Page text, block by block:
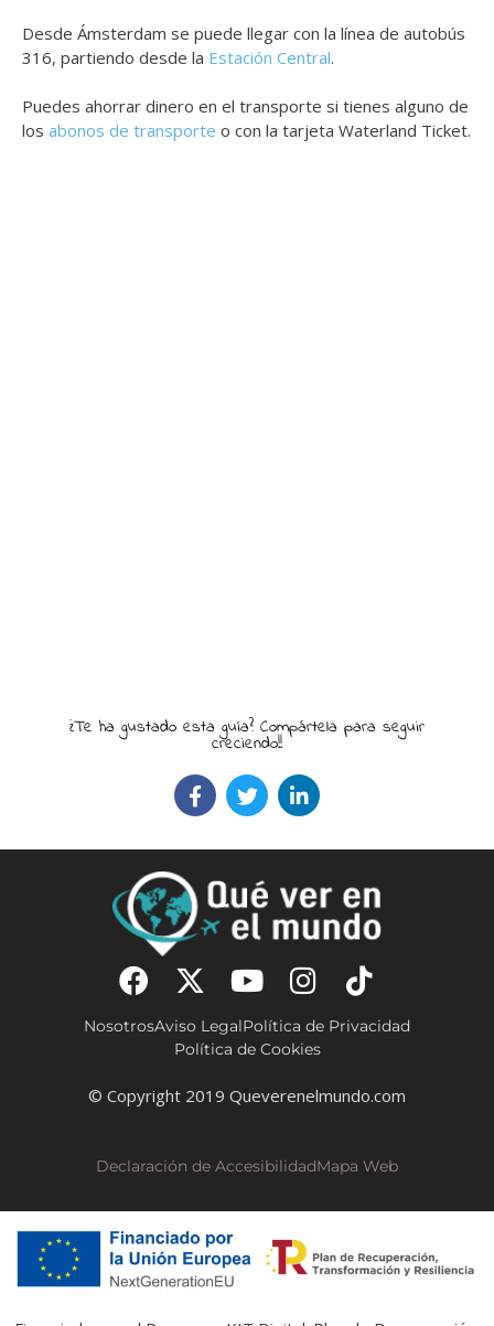
Desde Ámsterdam se puede llegar con la línea de autobús
316, partiendo desde la Estación Central.
Puedes ahorrar dinero en el transporte si tienes alguno de
los abonos de transporte o con la tarjeta Waterland Ticket.
¿Te ha gustado esta guía? Compártela para seguir
creciendo!!
NosotrosAviso LegalPolítica de Privacidad
Política de Cookies
© Copyright 2019 Queverenelmundo.com
Declaración de AccesibilidadMapa Web